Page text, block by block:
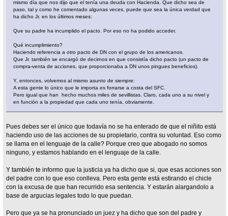
mismo día que nos dijo que el tenía una deuda con Hacienda. Que dicho sea de
paso, tal y como he comentado algunas veces, puede que sea la única verdad que
ha dicho Jr. en los últimos meses:
Que su padre ha incumplido el pacto. Por eso no ha podido acceder.
Qué incumplimiento?
Haciendo referencia a otro pacto de DN con el grupo de los americanos.
Que Jr. también se encargó de decirnos en que consistía dicho pacto (un pacto de
compra-venta de acciones, que proporcionaba a DN unos pingues beneficios).
Y, entonces, volvemos al mismo asunto de siempre:
A esta gente lo único que le importa es forrarse a costa del SFC.
Pero igual que han hecho muchos miles de sevillistas. Claro, cada uno a su nivel y
en función a la propiedad que cada uno tenía, obviamente.
Pues debes ser el único que todavía no se ha enterado de que el niñito está
haciendo uso de las acciones de su propietario, contra su voluntad. Eso como
se llama en el lenguaje de la calle? Porque creo que abogado no somos
ninguno, y estamos hablando en el lenguaje de la calle.
Y también te informo que la justicia ya ha dicho que si, que esas acciones son
del padre con lo que eso conlleva. Pero esta gente está estirando el chicle
con la excusa de que han recurrido esa sentencia. Y estarán alargandolo a
base de argucias legales todo lo que puedan.
Pero que ya se ha pronunciado un juez y ha dicho que son del padre y